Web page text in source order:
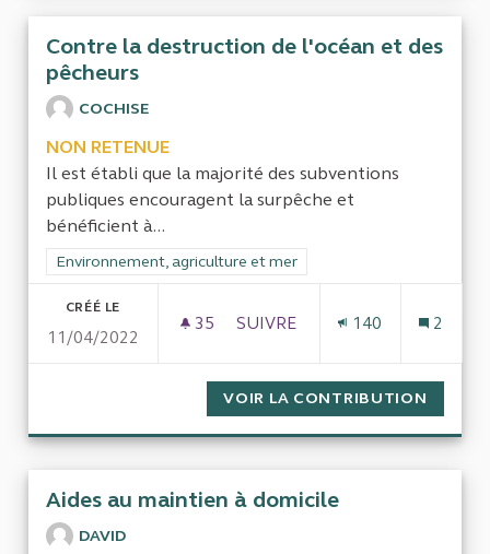
Contre la destruction de l'océan et des
pêcheurs
COCHISE
NON RETENUE
Il est établi que la majorité des subventions
publiques encouragent la surpêche et
bénéficient à...
Filtrer les résultats de la catégorie : Environnement,
Environnement, agriculture et mer
CRÉÉ LE
11/04/2022
35 35 ABONNÉS
SUIVRE
140 2
VOIR LA CONTRIBUTION
Aides au maintien à domicile
DAVID